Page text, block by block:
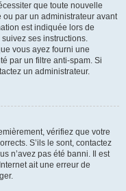
que toute nouvelle
par un administrateur avant
est indiquée lors de
suivez ses instructions.
vous ayez fourni une
par un filtre anti-spam. Si
un administrateur.
vérifiez que votre
S’ils le sont, contactez
n’avez pas été banni. Il est
ait une erreur de